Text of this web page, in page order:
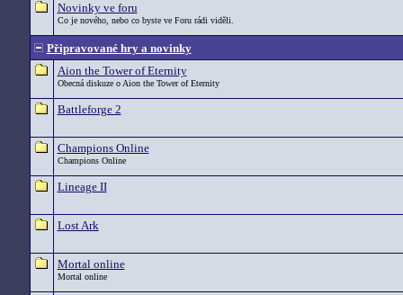
Novinky ve foru
Co je nového, nebo co byste ve Foru rádi viděli.
Připravované hry a novinky
Aion the Tower of Eternity
Obecná diskuze o Aion the Tower of Eternity
Battleforge 2
Champions Online
Champions Online
Lineage II
Lost Ark
Mortal online
Mortal online